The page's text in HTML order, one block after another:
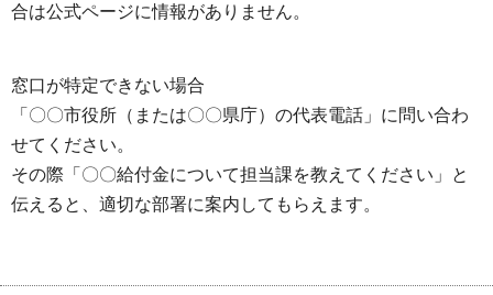
合は公式ページに情報がありません。
窓口が特定できない場合
「〇〇市役所（または〇〇県庁）の代表電話」に問い合わ
せてください。
その際「〇〇給付金について担当課を教えてください」と
伝えると、適切な部署に案内してもらえます。